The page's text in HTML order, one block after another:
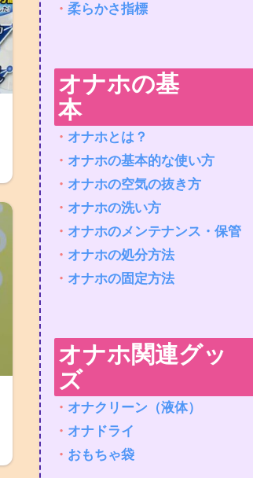
・ 柔らかさ指標
オナホの基
本
・ オナホとは？
・ オナホの基本的な使い方
・ オナホの空気の抜き方
・ オナホの洗い方
・ オナホのメンテナンス・保管
・ オナホの処分方法
・ オナホの固定方法
オナホ関連グッ
ズ
・ オナクリーン（液体）
・ オナドライ
・ おもちゃ袋